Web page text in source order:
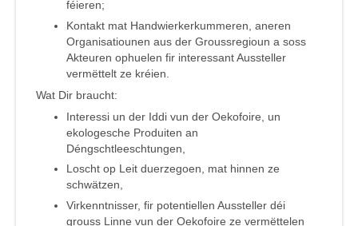
féieren;
Kontakt mat Handwierkerkummeren, aneren
Organisatiounen aus der Groussregioun a soss
Akteuren ophuelen fir interessant Aussteller
vermëttelt ze kréien.
Wat Dir braucht:
Interessi un der Iddi vun der Oekofoire, un
ekologesche Produiten an
Déngschtleeschtungen,
Loscht op Leit duerzegoen, mat hinnen ze
schwätzen,
Virkenntnisser, fir potentiellen Aussteller déi
grouss Linne vun der Oekofoire ze vermëttelen